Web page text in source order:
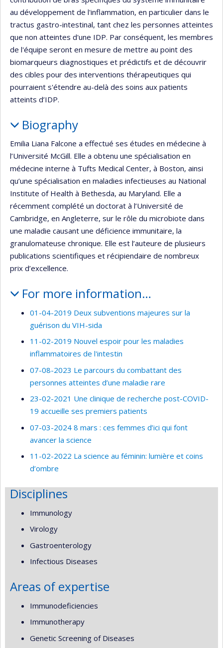
au développement de l'inflammation, en particulier dans le
tractus gastro-intestinal, tant chez les personnes atteintes
que non atteintes d'une IDP. Par conséquent, les membres
de l'équipe seront en mesure de mettre au point des
biomarqueurs diagnostiques et prédictifs et de découvrir
des cibles pour des interventions thérapeutiques qui
pourraient s'étendre au-delà des soins aux patients
atteints d’IDP.
Biography
Emilia Liana Falcone a effectué ses études en médecine à
l’Université McGill. Elle a obtenu une spécialisation en
médecine interne à Tufts Medical Center, à Boston, ainsi
qu’une spécialisation en maladies infectieuses au National
Institute of Health à Bethesda, au Maryland. Elle a
récemment complété un doctorat à l’Université de
Cambridge, en Angleterre, sur le rôle du microbiote dans
une maladie causant une déficience immunitaire, la
granulomateuse chronique. Elle est l’auteure de plusieurs
publications scientifiques et récipiendaire de nombreux
prix d’excellence.
For more information…
01-04-2019 Deux subventions majeures sur la
guérison du VIH-sida
11-02-2019 Nouvel espoir pour les maladies
inflammatoires de l'intestin
07-08-2023 Le parcours du combattant des
personnes atteintes d’une maladie rare
23-02-2021 Une clinique de recherche post-COVID-
19 accueille ses premiers patients
07-03-2024 8 mars : ces femmes d’ici qui font
avancer la science
11-02-2022 La science au féminin: lumière et coins
d’ombre
Disciplines
Immunology
Virology
Gastroenterology
Infectious Diseases
Areas of expertise
Immunodeficiencies
Immunotherapy
Genetic Screening of Diseases